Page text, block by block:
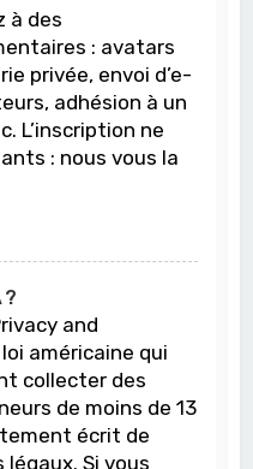
à des
: avatars
privée, envoi d’e-
adhésion à un
L’inscription ne
: nous vous la
?
and
américaine qui
collecter des
de moins de 13
écrit de
Si vous